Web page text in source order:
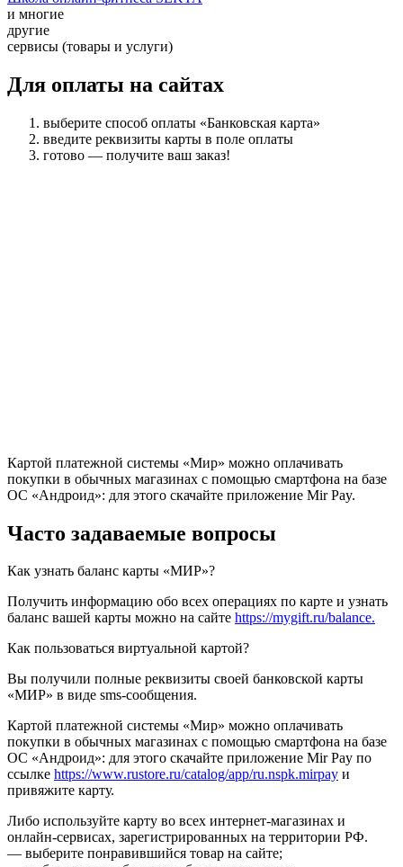
и многие
другие
сервисы (товары и услуги)
Для оплаты на сайтах
выберите способ оплаты «Банковская карта»
введите реквизиты карты в поле оплаты
готово — получите ваш заказ!
Картой платежной системы «Мир» можно оплачивать
покупки в обычных магазинах с помощью смартфона на базе
ОС «Андроид»: для этого скачайте приложение Mir Pay.
Часто задаваемые вопросы
Как узнать баланс карты «МИР»?
Получить информацию обо всех операциях по карте и узнать
баланс вашей карты можно на сайте https://mygift.ru/balance.
Как пользоваться виртуальной картой?
Вы получили полные реквизиты своей банковской карты
«МИР» в виде sms-сообщения.
Картой платежной системы «Мир» можно оплачивать
покупки в обычных магазинах с помощью смартфона на базе
ОС «Андроид»: для этого скачайте приложение Mir Pay по
ссылке https://www.rustore.ru/catalog/app/ru.nspk.mirpay и
привяжите карту.
Либо используйте карту во всех интернет-магазинах и
онлайн-сервисах, зарегистрированных на территории РФ.
— выберите понравившийся товар на сайте;